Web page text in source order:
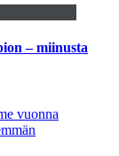
– miinusta
vuonna